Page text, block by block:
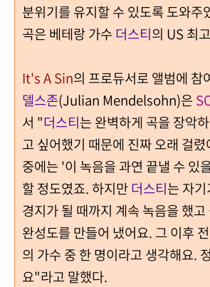
분위기를 유지할 수 있도록 도와주
곡은 베테랑 가수 더스티의 US 최
It's A Sin의 프로듀서로 앨범에 참
델스존(Julian Mendelsohn)은
서 "더스티는 완벽하게 곡을 장악
고 싶어했기 때문에 진짜 오래 걸렸
중에는 '이 녹음을 과연 끝낼 수 있
할 정도였죠. 하지만더스티는 자
경지가 될 때까지 계속 녹음을 했
완성도를 만들어 냈어요. 그 이후 전
의 가수 중 한 명이라고 생각해요.
요"라고 말했다.